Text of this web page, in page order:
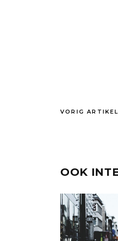
VORIG ARTIKEL
OOK